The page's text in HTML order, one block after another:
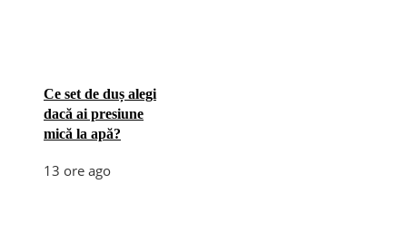
Ce set de duș alegi
dacă ai presiune
mică la apă?
13 ore ago